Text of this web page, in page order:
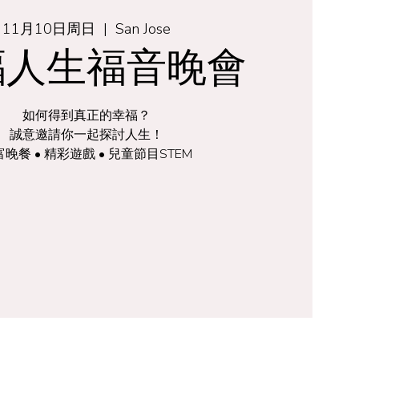
11月10日周日
  |
San Jose
生福音晚會
如何得到真正的幸福？
誠意邀請你一起探討人生！
晚餐 • 精彩遊戲 • 兒童節目STEM